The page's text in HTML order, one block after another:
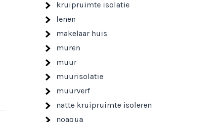
kruipruimte isolatie
lenen
makelaar huis
muren
muur
muurisolatie
muurverf
natte kruipruimte isoleren
noaqua